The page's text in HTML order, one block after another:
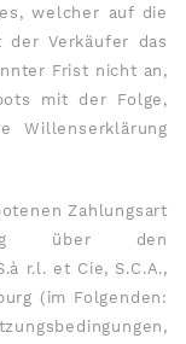
welcher auf die
der Verkäufer das
Frist nicht an,
mit der Folge,
Willenserklärung
Zahlungsart
über den
r.l. et Cie, S.C.A.,
(im Folgenden: